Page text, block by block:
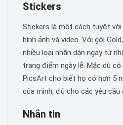
Stickers
Stickers là một cách tuyệt
hình ảnh và video. Với gói
nhiều loại nhãn dán ngay từ
trang điểm ngày lễ. Mặc dù có
PicsArt cho biết họ có hơn 5
của mình, đủ cho các yêu
Nhắn tin